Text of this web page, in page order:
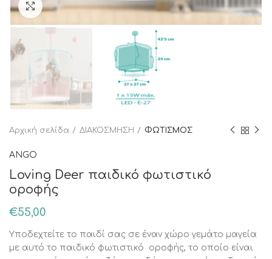
Κάντε κλικ για μεγέθυνση
Αρχική σελίδα ΔΙΑΚΟΣΜΗΣΗ ΦΩΤΙΣΜΟΣ
ANGO
Loving Deer παιδικό φωτιστικό
οροφής
€55,00
Υποδεχτείτε το παιδί σας σε έναν χώρο γεμάτο μαγεία
με αυτό το παιδικό φωτιστικό οροφής, το οποίο είναι